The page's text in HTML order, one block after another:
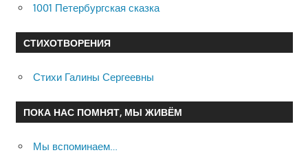
1001 Петербургская сказка
СТИХОТВОРЕНИЯ
Стихи Галины Сергеевны
ПОКА НАС ПОМНЯТ, МЫ ЖИВЁМ
Мы вспоминаем…